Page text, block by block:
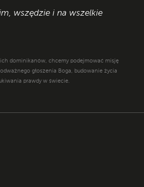
wszędzie i na wszelkie
dominikanów, chcemy podejmować misję
głoszenia Boga, budowanie życia
prawdy w świecie.